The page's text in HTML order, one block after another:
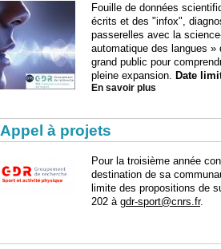
Fouille de données
écrits et des "infox",
passerelles avec la
automatique des langues
grand public pour
pleine expansion. Date
En savoir plus
Appel à projets
Pour la troisième année
destination de sa
limite des propositions de
202 à gdr-sport@cnrs.fr.